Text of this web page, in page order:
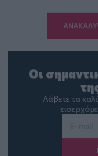
Οι
Λάβετε τα